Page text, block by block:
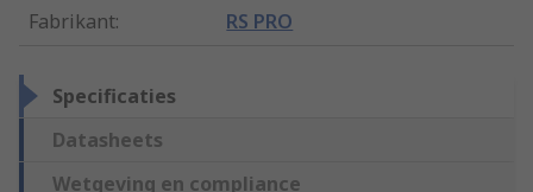
Fabrikant: RS PRO
Specificaties
Datasheets
Wetgeving en compliance